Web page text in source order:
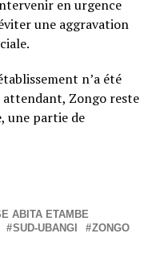
en urgence
une aggravation
n’a été
Zongo reste
une partie de
ABITA ETAMBE
SUD-UBANGI ZONGO